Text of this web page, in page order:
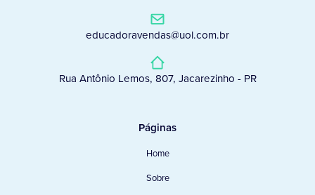
educadoravendas@uol.com.br
Rua Antônio Lemos, 807, Jacarezinho - PR
Páginas
Home
Sobre